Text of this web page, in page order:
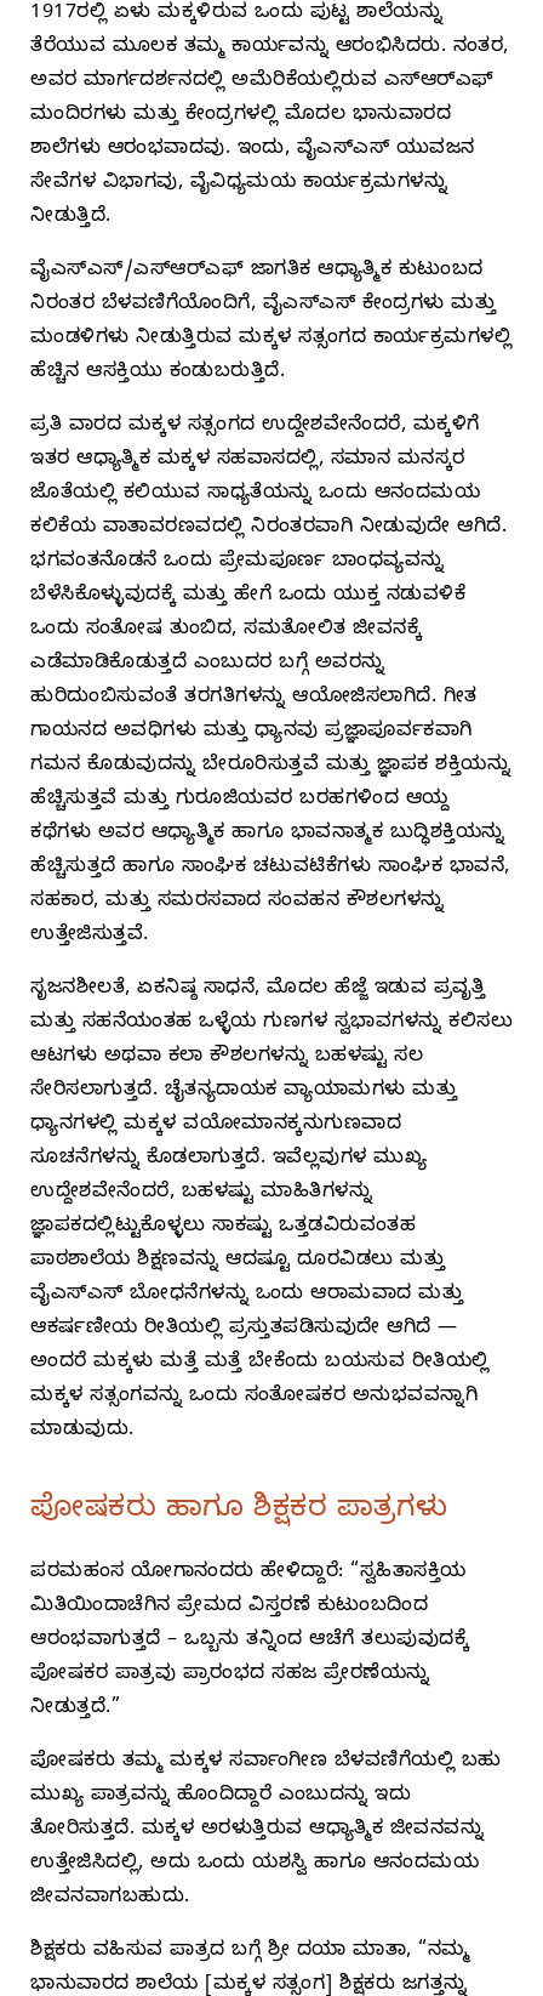
1917ರಲ್ಲಿ ಏಳು ಮಕ್ಕಳಿರುವ ಒಂದು ಪುಟ್ಟ ಶಾಲೆಯನ್ನು
ತೆರೆಯುವ ಮೂಲಕ ತಮ್ಮ ಕಾರ್ಯವನ್ನು ಆರಂಭಿಸಿದರು. ನಂತರ,
ಅವರ ಮಾರ್ಗದರ್ಶನದಲ್ಲಿ ಅಮೆರಿಕೆಯಲ್ಲಿರುವ ಎಸ್‌ಆರ್‌ಎಫ್‌
ಮಂದಿರಗಳು ಮತ್ತು ಕೇಂದ್ರಗಳಲ್ಲಿ ಮೊದಲ ಭಾನುವಾರದ
ಶಾಲೆಗಳು ಆರಂಭವಾದವು. ಇಂದು, ವೈಎಸ್‌ಎಸ್‌ ಯುವಜನ
ಸೇವೆಗಳ ವಿಭಾಗವು, ವೈವಿಧ್ಯಮಯ ಕಾರ್ಯಕ್ರಮಗಳನ್ನು
ನೀಡುತ್ತಿದೆ.
ವೈಎಸ್‌ಎಸ್‌/ಎಸ್‌ಆರ್‌ಎಫ್‌ ಜಾಗತಿಕ ಆಧ್ಯಾತ್ಮಿಕ ಕುಟುಂಬದ
ನಿರಂತರ ಬೆಳವಣಿಗೆಯೊಂದಿಗೆ, ವೈಎಸ್‌ಎಸ್‌ ಕೇಂದ್ರಗಳು ಮತ್ತು
ಮಂಡಳಿಗಳು ನೀಡುತ್ತಿರುವ ಮಕ್ಕಳ ಸತ್ಸಂಗದ ಕಾರ್ಯಕ್ರಮಗಳಲ್ಲಿ
ಹೆಚ್ಚಿನ ಆಸಕ್ತಿಯು ಕಂಡುಬರುತ್ತಿದೆ.
ಪ್ರತಿ ವಾರದ ಮಕ್ಕಳ ಸತ್ಸಂಗದ ಉದ್ದೇಶವೇನೆಂದರೆ, ಮಕ್ಕಳಿಗೆ
ಇತರ ಆಧ್ಯಾತ್ಮಿಕ ಮಕ್ಕಳ ಸಹವಾಸದಲ್ಲಿ, ಸಮಾನ ಮನಸ್ಕರ
ಜೊತೆಯಲ್ಲಿ ಕಲಿಯುವ ಸಾಧ್ಯತೆಯನ್ನು ಒಂದು ಆನಂದಮಯ
ಕಲಿಕೆಯ ವಾತಾವರಣವದಲ್ಲಿ ನಿರಂತರವಾಗಿ ನೀಡುವುದೇ ಆಗಿದೆ.
ಭಗವಂತನೊಡನೆ ಒಂದು ಪ್ರೇಮಪೂರ್ಣ ಬಾಂಧವ್ಯವನ್ನು
ಬೆಳೆಸಿಕೊಳ್ಳುವುದಕ್ಕೆ ಮತ್ತು ಹೇಗೆ ಒಂದು ಯುಕ್ತ ನಡುವಳಿಕೆ
ಒಂದು ಸಂತೋಷ ತುಂಬಿದ, ಸಮತೋಲಿತ ಜೀವನಕ್ಕೆ
ಎಡೆಮಾಡಿಕೊಡುತ್ತದೆ ಎಂಬುದರ ಬಗ್ಗೆ ಅವರನ್ನು
ಹುರಿದುಂಬಿಸುವಂತೆ ತರಗತಿಗಳನ್ನು ಆಯೋಜಿಸಲಾಗಿದೆ. ಗೀತ
ಗಾಯನದ ಅವಧಿಗಳು ಮತ್ತು ಧ್ಯಾನವು ಪ್ರಜ್ಞಾಪೂರ್ವಕವಾಗಿ
ಗಮನ ಕೊಡುವುದನ್ನು ಬೇರೂರಿಸುತ್ತವೆ ಮತ್ತು ಜ್ಞಾಪಕ ಶಕ್ತಿಯನ್ನು
ಹೆಚ್ಚಿಸುತ್ತವೆ ಮತ್ತು ಗುರೂಜಿಯವರ ಬರಹಗಳಿಂದ ಆಯ್ದ
ಕಥೆಗಳು ಅವರ ಆಧ್ಯಾತ್ಮಿಕ ಹಾಗೂ ಭಾವನಾತ್ಮಕ ಬುದ್ಧಿಶಕ್ತಿಯನ್ನು
ಹೆಚ್ಚಿಸುತ್ತದೆ ಹಾಗೂ ಸಾಂಘಿಕ ಚಟುವಟಿಕೆಗಳು ಸಾಂಘಿಕ ಭಾವನೆ,
ಸಹಕಾರ, ಮತ್ತು ಸಮರಸವಾದ ಸಂವಹನ ಕೌಶಲಗಳನ್ನು
ಉತ್ತೇಜಿಸುತ್ತವೆ.
ಸೃಜನಶೀಲತೆ, ಏಕನಿಷ್ಠ ಸಾಧನೆ, ಮೊದಲ ಹೆಜ್ಜೆ ಇಡುವ ಪ್ರವೃತ್ತಿ
ಮತ್ತು ಸಹನೆಯಂತಹ ಒಳ್ಳೆಯ ಗುಣಗಳ ಸ್ವಭಾವಗಳನ್ನು ಕಲಿಸಲು
ಆಟಗಳು ಅಥವಾ ಕಲಾ ಕೌಶಲಗಳನ್ನು ಬಹಳಷ್ಟು ಸಲ
ಸೇರಿಸಲಾಗುತ್ತದೆ. ಚೈತನ್ಯದಾಯಕ ವ್ಯಾಯಾಮಗಳು ಮತ್ತು
ಧ್ಯಾನಗಳಲ್ಲಿ ಮಕ್ಕಳ ವಯೋಮಾನಕ್ಕನುಗುಣವಾದ
ಸೂಚನೆಗಳನ್ನು ಕೊಡಲಾಗುತ್ತದೆ. ಇವೆಲ್ಲವುಗಳ ಮುಖ್ಯ
ಉದ್ದೇಶವೇನೆಂದರೆ, ಬಹಳಷ್ಟು ಮಾಹಿತಿಗಳನ್ನು
ಜ್ಞಾಪಕದಲ್ಲಿಟ್ಟುಕೊಳ್ಳಲು ಸಾಕಷ್ಟು ಒತ್ತಡವಿರುವಂತಹ
ಪಾಠಶಾಲೆಯ ಶಿಕ್ಷಣವನ್ನು ಆದಷ್ಟೂ ದೂರವಿಡಲು ಮತ್ತು
ವೈಎಸ್‌ಎಸ್‌ ಬೋಧನೆಗಳನ್ನು ಒಂದು ಆರಾಮವಾದ ಮತ್ತು
ಆಕರ್ಷಣೀಯ ರೀತಿಯಲ್ಲಿ ಪ್ರಸ್ತುತಪಡಿಸುವುದೇ ಆಗಿದೆ —
ಅಂದರೆ ಮಕ್ಕಳು ಮತ್ತೆ ಮತ್ತೆ ಬೇಕೆಂದು ಬಯಸುವ ರೀತಿಯಲ್ಲಿ
ಮಕ್ಕಳ ಸತ್ಸಂಗವನ್ನು ಒಂದು ಸಂತೋಷಕರ ಅನುಭವವನ್ನಾಗಿ
ಮಾಡುವುದು.
ಪೋಷಕರು ಹಾಗೂ ಶಿಕ್ಷಕರ ಪಾತ್ರಗಳು
ಪರಮಹಂಸ ಯೋಗಾನಂದರು ಹೇಳಿದ್ದಾರೆ: “ಸ್ವಹಿತಾಸಕ್ತಿಯ
ಮಿತಿಯಿಂದಾಚೆಗಿನ ಪ್ರೇಮದ ವಿಸ್ತರಣೆ ಕುಟುಂಬದಿಂದ
ಆರಂಭವಾಗುತ್ತದೆ – ಒಬ್ಬನು ತನ್ನಿಂದ ಆಚೆಗೆ ತಲುಪುವುದಕ್ಕೆ
ಪೋಷಕರ ಪಾತ್ರವು ಪ್ರಾರಂಭದ ಸಹಜ ಪ್ರೇರಣೆಯನ್ನು
ನೀಡುತ್ತದೆ.”
ಪೋಷಕರು ತಮ್ಮ ಮಕ್ಕಳ ಸರ್ವಾಂಗೀಣ ಬೆಳವಣಿಗೆಯಲ್ಲಿ ಬಹು
ಮುಖ್ಯ ಪಾತ್ರವನ್ನು ಹೊಂದಿದ್ದಾರೆ ಎಂಬುದನ್ನು ಇದು
ತೋರಿಸುತ್ತದೆ. ಮಕ್ಕಳ ಅರಳುತ್ತಿರುವ ಆಧ್ಯಾತ್ಮಿಕ ಜೀವನವನ್ನು
ಉತ್ತೇಜಿಸಿದಲ್ಲಿ, ಅದು ಒಂದು ಯಶಸ್ವಿ ಹಾಗೂ ಆನಂದಮಯ
ಜೀವನವಾಗಬಹುದು.
ಶಿಕ್ಷಕರು ವಹಿಸುವ ಪಾತ್ರದ ಬಗ್ಗೆ ಶ್ರೀ ದಯಾ ಮಾತಾ, “ನಮ್ಮ
ಭಾನುವಾರದ ಶಾಲೆಯ [ಮಕ್ಕಳ ಸತ್ಸಂಗ] ಶಿಕ್ಷಕರು ಜಗತ್ತನ್ನು